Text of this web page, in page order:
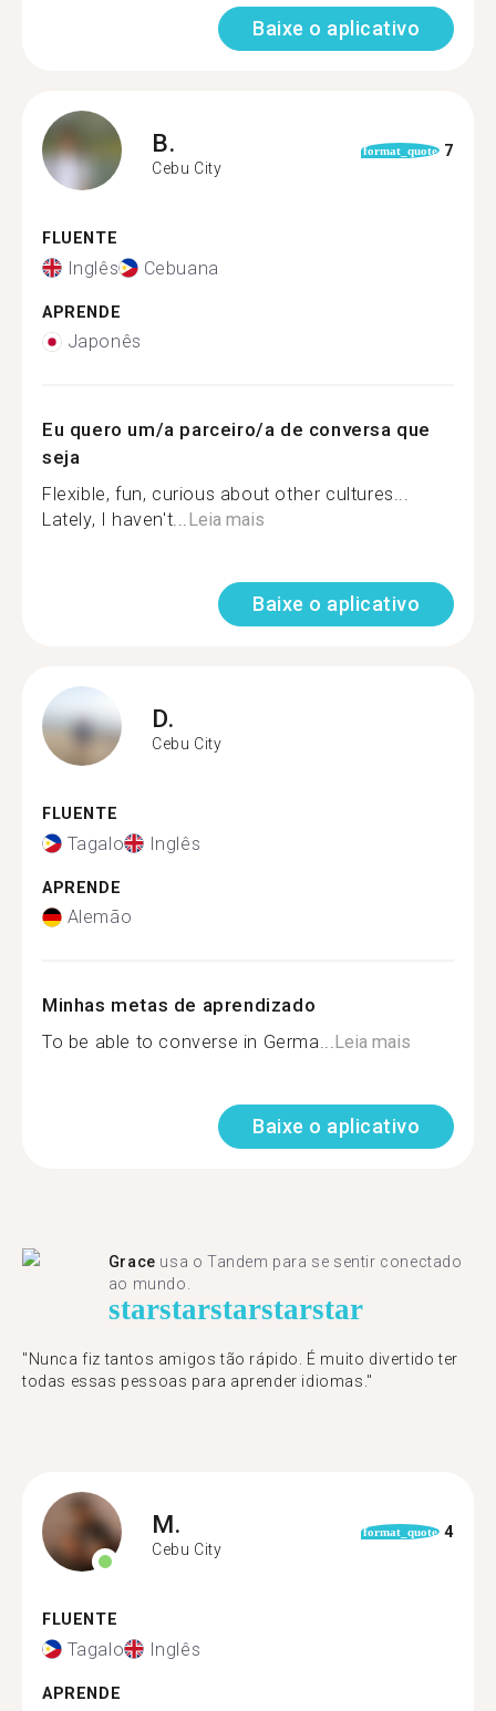
Baixe o aplicativo
B.
Cebu City
format_quote 7
FLUENTE
Inglês Cebuana
APRENDE
Japonês
Eu quero um/a parceiro/a de conversa que
seja
Flexible, fun, curious about other cultures...
Lately, I haven't...Leia mais
Baixe o aplicativo
D.
Cebu City
FLUENTE
Tagalo Inglês
APRENDE
Alemão
Minhas metas de aprendizado
To be able to converse in Germa...Leia mais
Baixe o aplicativo
Grace usa o Tandem para se sentir conectado
ao mundo.
starstarstarstarstar
"Nunca fiz tantos amigos tão rápido. É muito divertido ter
todas essas pessoas para aprender idiomas."
M.
Cebu City
format_quote 4
FLUENTE
Tagalo Inglês
APRENDE